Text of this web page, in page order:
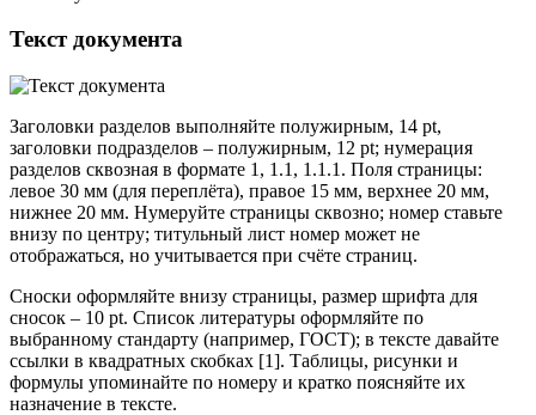
Текст документа
Заголовки разделов выполняйте полужирным, 14 pt,
заголовки подразделов – полужирным, 12 pt; нумерация
разделов сквозная в формате 1, 1.1, 1.1.1. Поля страницы:
левое 30 мм (для переплёта), правое 15 мм, верхнее 20 мм,
нижнее 20 мм. Нумеруйте страницы сквозно; номер ставьте
внизу по центру; титульный лист номер может не
отображаться, но учитывается при счёте страниц.
Сноски оформляйте внизу страницы, размер шрифта для
сносок – 10 pt. Список литературы оформляйте по
выбранному стандарту (например, ГОСТ); в тексте давайте
ссылки в квадратных скобках [1]. Таблицы, рисунки и
формулы упоминайте по номеру и кратко поясняйте их
назначение в тексте.